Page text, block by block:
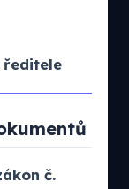
ředitele
č.